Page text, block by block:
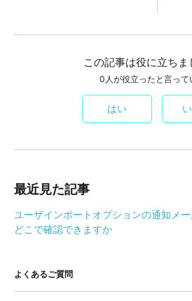
この記事は役に立ちま
0人が役立ったと言って
はい
最近見た記事
ユーザインポートオプションの通知メ
どこで確認できますか
よくあるご質問